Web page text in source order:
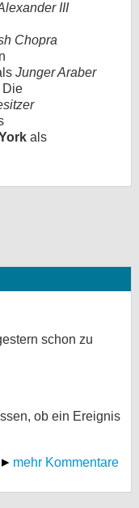
III
Chopra
Junger Araber
Die
als
schon zu
ob ein Ereignis
mehr Kommentare